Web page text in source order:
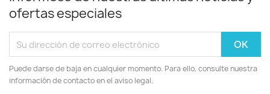
ofertas especiales
Puede darse de baja en cualquier momento. Para ello, consulte nuestra
información de contacto en el aviso legal.